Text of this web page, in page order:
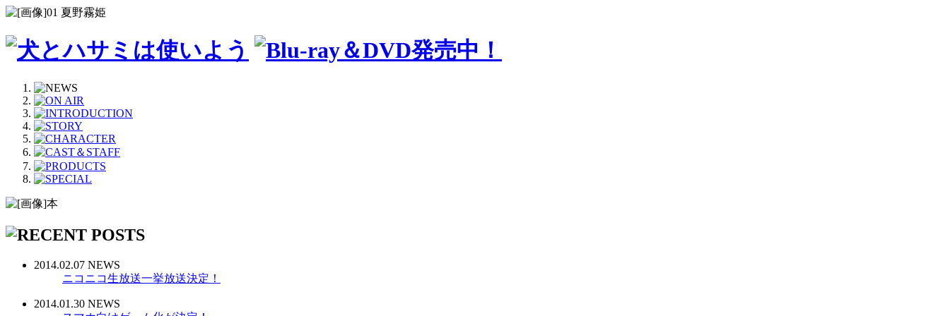
2014.02.07 NEWS
ニコニコ生放送一挙放送決定！
2014.01.30 NEWS